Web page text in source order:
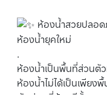
ห้องน้ำสวยปลอด
ห้องน้ำยุคใหม่
.
ห้องน้ำเป็นพื้นที่ส่วนตั
ห้องน้ำไม่ได้เป็นเพียง